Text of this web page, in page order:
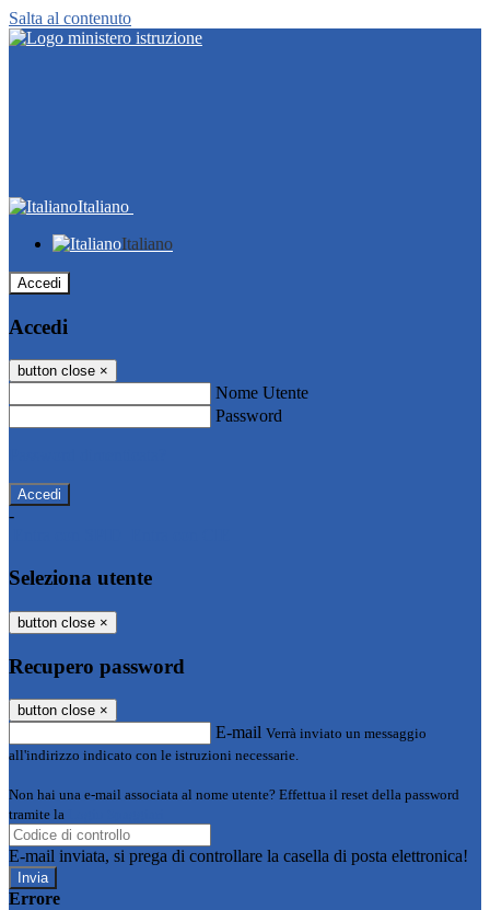
Salta al contenuto
Italiano
Italiano
Accedi
Accedi
button close ×
Nome Utente
Password
-
Seleziona utente
button close ×
Recupero password
button close ×
E-mail Verrà inviato un messaggio
all'indirizzo indicato con le istruzioni necessarie.
Non hai una e-mail associata al nome utente? Effettua il reset della password
tramite la
E-mail inviata, si prega di controllare la casella di posta elettronica!
Errore